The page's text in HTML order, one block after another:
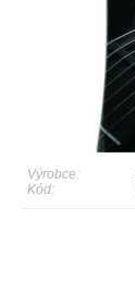
Výrobce:
Kód: